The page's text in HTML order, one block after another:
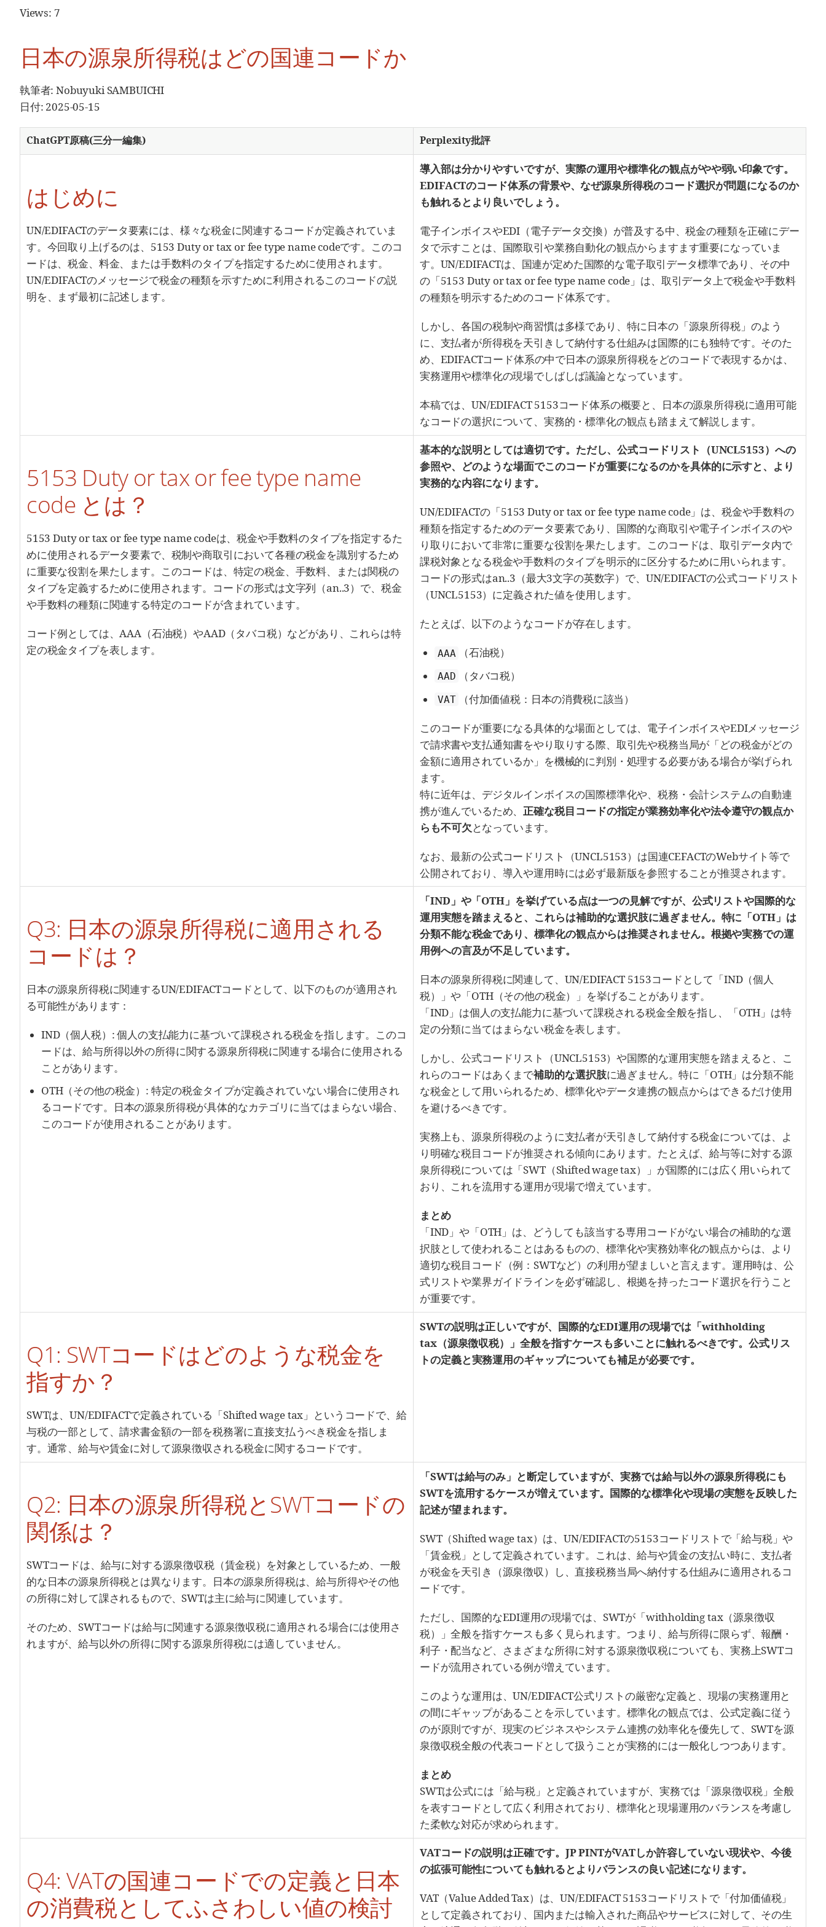
Views: 7
日本の源泉所得税はどの国連コードか
執筆者: Nobuyuki SAMBUICHI
日付: 2025-05-15
ChatGPT原稿(三分一編集) Perplexity批評
はじめに
UN/EDIFACTのデータ要素には、様々な税金に関連するコードが定義されていま
す。今回取り上げるのは、5153 Duty or tax or fee type name codeです。このコ
ードは、税金、料金、または手数料のタイプを指定するために使用されます。
UN/EDIFACTのメッセージで税金の種類を示すために利用されるこのコードの説
明を、まず最初に記述します。
導入部は分かりやすいですが、実際の運用や標準化の観点がやや弱い印象です。
EDIFACTのコード体系の背景や、なぜ源泉所得税のコード選択が問題になるのか
も触れるとより良いでしょう。
電子インボイスやEDI（電子データ交換）が普及する中、税金の種類を正確にデー
タで示すことは、国際取引や業務自動化の観点からますます重要になっていま
す。UN/EDIFACTは、国連が定めた国際的な電子取引データ標準であり、その中
の「5153 Duty or tax or fee type name code」は、取引データ上で税金や手数料
の種類を明示するためのコード体系です。
しかし、各国の税制や商習慣は多様であり、特に日本の「源泉所得税」のよう
に、支払者が所得税を天引きして納付する仕組みは国際的にも独特です。そのた
め、EDIFACTコード体系の中で日本の源泉所得税をどのコードで表現するかは、
実務運用や標準化の現場でしばしば議論となっています。
本稿では、UN/EDIFACT 5153コード体系の概要と、日本の源泉所得税に適用可能
なコードの選択について、実務的・標準化の観点も踏まえて解説します。
5153 Duty or tax or fee type name
code とは？
5153 Duty or tax or fee type name codeは、税金や手数料のタイプを指定するた
めに使用されるデータ要素で、税制や商取引において各種の税金を識別するため
に重要な役割を果たします。このコードは、特定の税金、手数料、または関税の
タイプを定義するために使用されます。コードの形式は文字列（an..3）で、税金
や手数料の種類に関連する特定のコードが含まれています。
コード例としては、AAA（石油税）やAAD（タバコ税）などがあり、これらは特
定の税金タイプを表します。
基本的な説明としては適切です。ただし、公式コードリスト（UNCL5153）への
参照や、どのような場面でこのコードが重要になるのかを具体的に示すと、より
実務的な内容になります。
UN/EDIFACTの「5153 Duty or tax or fee type name code」は、税金や手数料の
種類を指定するためのデータ要素であり、国際的な商取引や電子インボイスのや
り取りにおいて非常に重要な役割を果たします。このコードは、取引データ内で
課税対象となる税金や手数料のタイプを明示的に区分するために用いられます。
コードの形式はan..3（最大3文字の英数字）で、UN/EDIFACTの公式コードリスト
（UNCL5153）に定義された値を使用します。
たとえば、以下のようなコードが存在します。
AAA （石油税）
AAD （タバコ税）
VAT （付加価値税：日本の消費税に該当）
このコードが重要になる具体的な場面としては、電子インボイスやEDIメッセージ
で請求書や支払通知書をやり取りする際、取引先や税務当局が「どの税金がどの
金額に適用されているか」を機械的に判別・処理する必要がある場合が挙げられ
ます。
特に近年は、デジタルインボイスの国際標準化や、税務・会計システムの自動連
携が進んでいるため、 正確な税目コードの指定が業務効率化や法令遵守の観点か
らも不可欠となっています。
なお、最新の公式コードリスト（UNCL5153）は国連CEFACTのWebサイト等で
公開されており、導入や運用時には必ず最新版を参照することが推奨されます。
Q3: 日本の源泉所得税に適用される
コードは？
日本の源泉所得税に関連するUN/EDIFACTコードとして、以下のものが適用され
る可能性があります：
IND（個人税）: 個人の支払能力に基づいて課税される税金を指します。このコ
ードは、給与所得以外の所得に関する源泉所得税に関連する場合に使用される
ことがあります。
OTH（その他の税金）: 特定の税金タイプが定義されていない場合に使用され
るコードです。日本の源泉所得税が具体的なカテゴリに当てはまらない場合、
このコードが使用されることがあります。
「IND」や「OTH」を挙げている点は一つの見解ですが、公式リストや国際的な
運用実態を踏まえると、これらは補助的な選択肢に過ぎません。特に「OTH」は
分類不能な税金であり、標準化の観点からは推奨されません。根拠や実務での運
用例への言及が不足しています。
日本の源泉所得税に関連して、UN/EDIFACT 5153コードとして「IND（個人
税）」や「OTH（その他の税金）」を挙げることがあります。
「IND」は個人の支払能力に基づいて課税される税金全般を指し、「OTH」は特
定の分類に当てはまらない税金を表します。
しかし、公式コードリスト（UNCL5153）や国際的な運用実態を踏まえると、こ
れらのコードはあくまで補助的な選択肢に過ぎません。特に「OTH」は分類不能
な税金として用いられるため、標準化やデータ連携の観点からはできるだけ使用
を避けるべきです。
実務上も、源泉所得税のように支払者が天引きして納付する税金については、よ
り明確な税目コードが推奨される傾向にあります。たとえば、給与等に対する源
泉所得税については「SWT（Shifted wage tax）」が国際的には広く用いられて
おり、これを流用する運用が現場で増えています。
まとめ
「IND」や「OTH」は、どうしても該当する専用コードがない場合の補助的な選
択肢として使われることはあるものの、標準化や実務効率化の観点からは、より
適切な税目コード（例：SWTなど）の利用が望ましいと言えます。運用時は、公
式リストや業界ガイドラインを必ず確認し、根拠を持ったコード選択を行うこと
が重要です。
Q1: SWTコードはどのような税金を
指すか？
SWTは、UN/EDIFACTで定義されている「Shifted wage tax」というコードで、給
与税の一部として、請求書金額の一部を税務署に直接支払うべき税金を指しま
す。通常、給与や賃金に対して源泉徴収される税金に関するコードです。
SWTの説明は正しいですが、国際的なEDI運用の現場では「withholding
tax（源泉徴収税）」全般を指すケースも多いことに触れるべきです。公式リス
トの定義と実務運用のギャップについても補足が必要です。
Q2: 日本の源泉所得税とSWTコードの
関係は？
SWTコードは、給与に対する源泉徴収税（賃金税）を対象としているため、一般
的な日本の源泉所得税とは異なります。日本の源泉所得税は、給与所得やその他
の所得に対して課されるもので、SWTは主に給与に関連しています。
そのため、SWTコードは給与に関連する源泉徴収税に適用される場合には使用さ
れますが、給与以外の所得に関する源泉所得税には適していません。
「SWTは給与のみ」と断定していますが、実務では給与以外の源泉所得税にも
SWTを流用するケースが増えています。国際的な標準化や現場の実態を反映した
記述が望まれます。
SWT（Shifted wage tax）は、UN/EDIFACTの5153コードリストで「給与税」や
「賃金税」として定義されています。これは、給与や賃金の支払い時に、支払者
が税金を天引き（源泉徴収）し、直接税務当局へ納付する仕組みに適用されるコ
ードです。
ただし、国際的なEDI運用の現場では、SWTが「withholding tax（源泉徴収
税）」全般を指すケースも多く見られます。つまり、給与所得に限らず、報酬・
利子・配当など、さまざまな所得に対する源泉徴収税についても、実務上SWTコ
ードが流用されている例が増えています。
このような運用は、UN/EDIFACT公式リストの厳密な定義と、現場の実務運用と
の間にギャップがあることを示しています。標準化の観点では、公式定義に従う
のが原則ですが、現実のビジネスやシステム連携の効率化を優先して、SWTを源
泉徴収税全般の代表コードとして扱うことが実務的には一般化しつつあります。
まとめ
SWTは公式には「給与税」と定義されていますが、実務では「源泉徴収税」全般
を表すコードとして広く利用されており、標準化と現場運用のバランスを考慮し
た柔軟な対応が求められます。
Q4: VATの国連コードでの定義と日本
の消費税としてふさわしい値の検討
VATコードの説明は正確です。JP PINTがVATしか許容していない現状や、今後
の拡張可能性についても触れるとよりバランスの良い記述になります。
VAT（Value Added Tax）は、UN/EDIFACT 5153コードリストで「付加価値税」
として定義されており、国内または輸入された商品やサービスに対して、その生